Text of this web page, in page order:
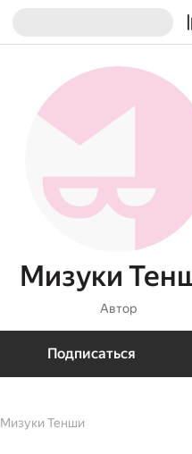
Мизуки
Автор
Подписаться
Мизуки Тенши